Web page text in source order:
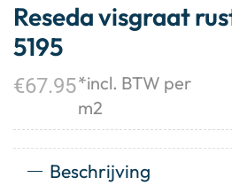
Reseda visgraat
5195
€67.95*incl. BTW per
m2
Beschrijving